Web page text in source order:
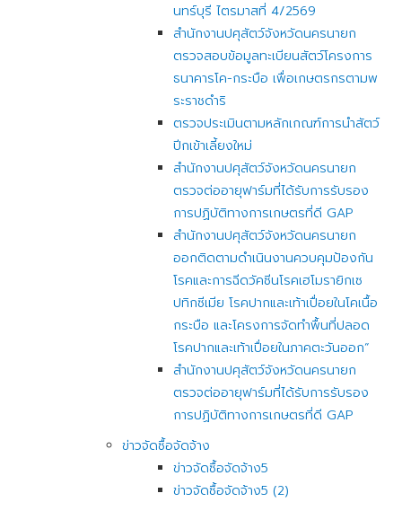
นทร์บุรี ไตรมาสที่ 4/2569
สำนักงานปศุสัตว์จังหวัดนครนายก
ตรวจสอบข้อมูลทะเบียนสัตว์โครงการ
ธนาคารโค-กระบือ เพื่อเกษตรกรตามพ
ระราชดำริ
ตรวจประเมินตามหลักเกณฑ์การนำสัตว์
ปีกเข้าเลี้ยงใหม่
สำนักงานปศุสัตว์จังหวัดนครนายก
ตรวจต่ออายุฟาร์มที่ได้รับการรับรอง
การปฏิบัติทางการเกษตรที่ดี GAP
สำนักงานปศุสัตว์จังหวัดนครนายก
ออกติดตามดำเนินงานควบคุมป้องกัน
โรคและการฉีดวัคซีนโรคเฮโมรายิกเซ
ปทิกซีเมีย โรคปากและเท้าเปื่อยในโคเนื้อ
กระบือ และโครงการจัดทำพื้นที่ปลอด
โรคปากและเท้าเปื่อยในภาคตะวันออก“
สำนักงานปศุสัตว์จังหวัดนครนายก
ตรวจต่ออายุฟาร์มที่ได้รับการรับรอง
การปฏิบัติทางการเกษตรที่ดี GAP
ข่าวจัดซื้อจัดจ้าง
ข่าวจัดซื้อจัดจ้าง5
ข่าวจัดซื้อจัดจ้าง5 (2)